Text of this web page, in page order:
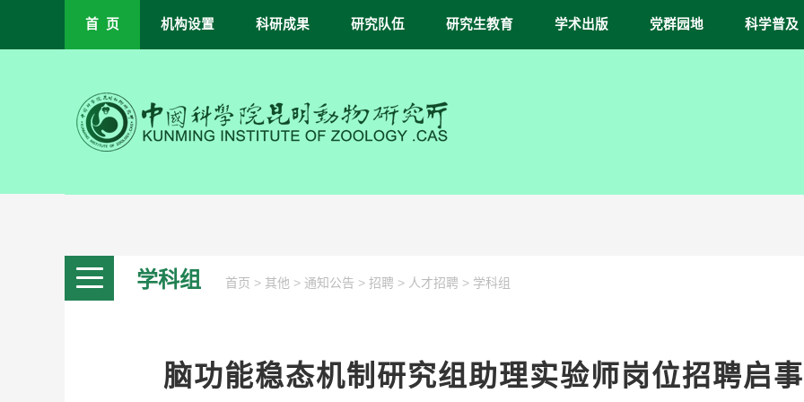
首 页 机构设置 科研成果 研究队伍 研究生教育 学术出版 党群园地 科学普及
学科组 首页 > 其他 > 通知公告 > 招聘 > 人才招聘 > 学科组
脑功能稳态机制研究组助理实验师岗位招聘启事